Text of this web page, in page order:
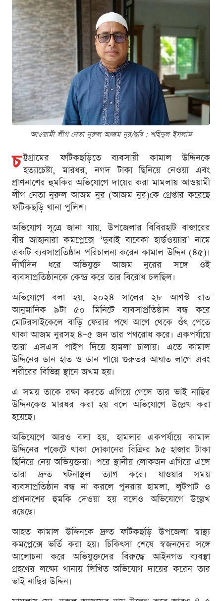
আওয়ামী লীগ নেতা নুরুল আজম নুর/ছবি : শ‌হিদুল ইসলাম
চ ট্টগ্রামের ফটিকছড়িতে ব্যবসায়ী কামাল উদ্দিনকে
হত্যাচেষ্টা, মারধর, নগদ টাকা ছিনিয়ে নেওয়া এবং
প্রাণনাশের হুমকির অভিযোগে দায়ের করা মামলায় আওয়ামী
লীগ নেতা নুরুল আজম নুর (আজম নুর)কে গ্রেপ্তার করেছে
ফটিকছড়ি থানা পুলিশ।
অভিযোগ সূত্রে জানা যায়, উপজেলার বিবিরহাট বাজারের
বীর জাহানারা কমপ্লেক্সে ‘দুবাই বাবেকা হার্ডওয়্যার’ নামে
একটি ব্যবসাপ্রতিষ্ঠান পরিচালনা করেন কামাল উদ্দিন (৪৫)।
দীর্ঘদিন ধরে অভিযুক্ত আজম নুরের সঙ্গে ওই
ব্যবসাপ্রতিষ্ঠানকে কেন্দ্র করে তার বিরোধ চলছিল।
অভিযোগে বলা হয়, ২০২৪ সালের ২৮ আগস্ট রাত
আনুমানিক ৯টা ৫০ মিনিটে ব্যবসাপ্রতিষ্ঠান বন্ধ করে
মোটরসাইকেলে বাড়ি ফেরার পথে আগে থেকে ওঁৎ পেতে
থাকা আজম নুরসহ ৪–৫ জন তার পথরোধ করে। একপর্যায়ে
তারা এসএস পাইপ দিয়ে হামলা চালায়। এতে কামাল
উদ্দিনের ডান হাত ও ডান পায়ে গুরুতর আঘাত লাগে এবং
শরীরের বিভিন্ন স্থানে জখম হয়।
এ সময় তাকে রক্ষা করতে এগিয়ে গেলে তার ভাই নাছির
উদ্দিনকেও মারধর করা হয় বলে অভিযোগে উল্লেখ করা
হয়েছে।
অভিযোগে আরও বলা হয়, হামলার একপর্যায়ে কামাল
উদ্দিনের পকেটে থাকা দোকানের বিক্রির ৯৫ হাজার টাকা
ছিনিয়ে নেয় অভিযুক্তরা। পরে স্থানীয় লোকজন এগিয়ে এলে
তারা দ্রুত ঘটনাস্থল ত্যাগ করে। যাওয়ার সময়
ব্যবসাপ্রতিষ্ঠান বন্ধ না করলে পুনরায় হামলা, লুটপাট ও
প্রাণনাশের হুমকি দেওয়া হয় বলেও অভিযোগে উল্লেখ
রয়েছে।
আহত কামাল উদ্দিনকে দ্রুত ফটিকছড়ি উপজেলা স্বাস্থ্য
কমপ্লেক্সে ভর্তি করা হয়। চিকিৎসা শেষে স্বজনদের সঙ্গে
আলোচনা করে অভিযুক্তদের বিরুদ্ধে আইনগত ব্যবস্থা
গ্রহণের লক্ষ্যে থানায় লিখিত অভিযোগ দায়ের করেন তার
ভাই নাছির উদ্দিন।